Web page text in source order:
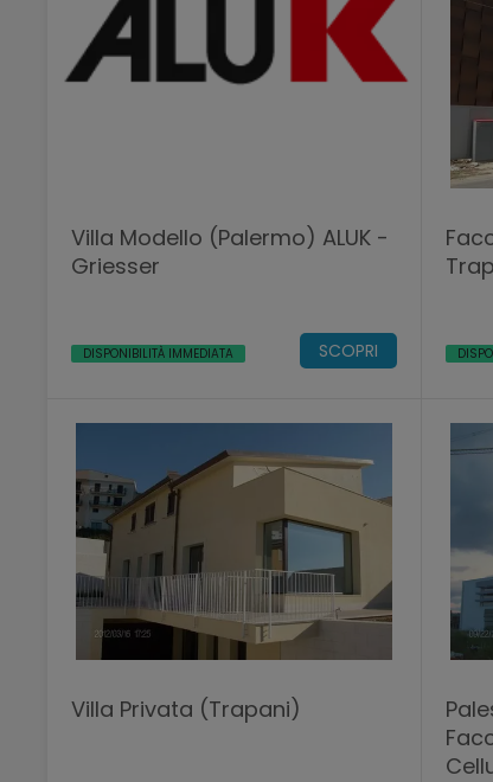
Villa Modello (Palermo) ALUK -
Griesser
DISPONIBILITÀ IMMEDIATA SCOPRI
Villa Privata (Trapani)